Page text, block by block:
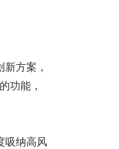
方案，
功能，
吸纳高风